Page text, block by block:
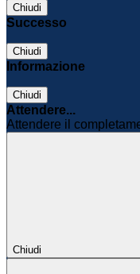
Chiudi
Successo
Chiudi
Informazione
Chiudi
Attendere...
Attendere il
Chiudi